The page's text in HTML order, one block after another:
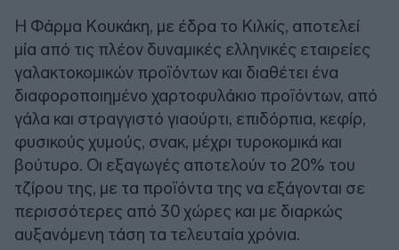
Η Φάρμα Κουκάκη, με έδρα το Κιλκίς, αποτελεί
μία από τις πλέον δυναμικές ελληνικές εταιρείες
γαλακτοκομικών προϊόντων και διαθέτει ένα
διαφοροποιημένο χαρτοφυλάκιο προϊόντων, από
γάλα και στραγγιστό γιαούρτι, επιδόρπια, κεφίρ,
φυσικούς χυμούς, σνακ, μέχρι τυροκομικά και
βούτυρο. Οι εξαγωγές αποτελούν το 20% του
τζίρου της, με τα προϊόντα της να εξάγονται σε
περισσότερες από 30 χώρες και με διαρκώς
αυξανόμενη τάση τα τελευταία χρόνια.